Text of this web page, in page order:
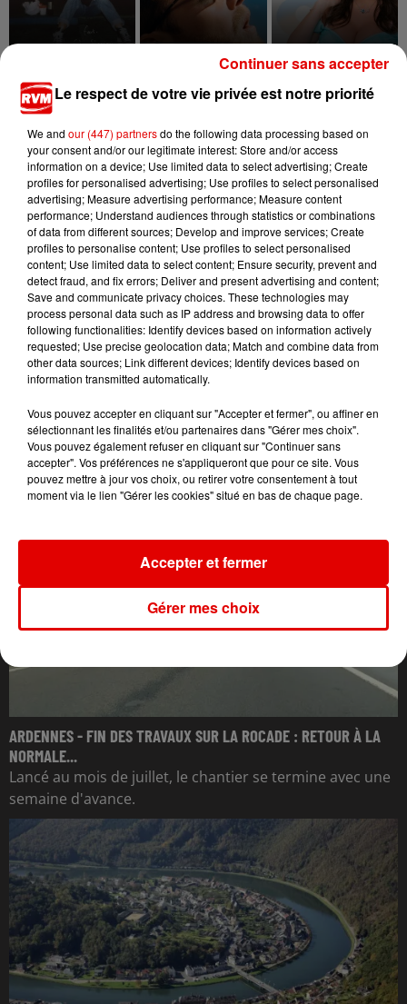
SHEERAN
Bam Bam
ALEX WARREN
Fever Dream
ELSA ESNOULT &
ANTHONY COLETTE
Danser Encore
L'ACTU DES ARDENNES
ARDENNES - FIN DES TRAVAUX SUR LA ROCADE : RETOUR À LA
NORMALE...
Lancé au mois de juillet, le chantier se termine avec une
semaine d'avance.
Le respect de votre vie privée est notre priorité
We and our (447) partnersdo the following data processing based on
your consent and/or our legitimate interest: Store and/or access
information on a device; Use limited data to select advertising; Create
profiles for personalised advertising; Use profiles to select personalised
advertising; Measure advertising performance; Measure content
performance; Understand audiences through statistics or combinations
of data from different sources; Develop and improve services; Create
profiles to personalise content; Use profiles to select personalised
content; Use limited data to select content; Ensure security, prevent and
detect fraud, and fix errors; Deliver and present advertising and content;
Save and communicate privacy choices. These technologies may
process personal data such as IP address and browsing data to offer
following functionalities: Identify devices based on information actively
requested; Use precise geolocation data; Match and combine data from
other data sources; Link different devices; Identify devices based on
information transmitted automatically.
Vous pouvez accepter en cliquant sur "Accepter et fermer", ou affiner en
sélectionnant les finalités et/ou partenaires dans "Gérer mes choix".
Vous pouvez également refuser en cliquant sur "Continuer sans
accepter". Vos préférences ne s'appliqueront que pour ce site. Vous
pouvez mettre à jour vos choix, ou retirer votre consentement à tout
moment via le lien "Gérer les cookies" situé en bas de chaque page.
Gérer mes choix
Accepter et fermer
Continuer sans accepter